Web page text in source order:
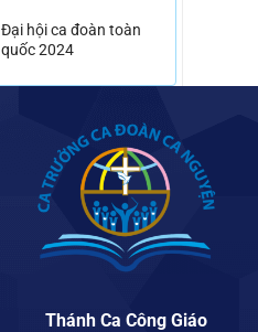
Đại hội ca đoàn toàn
quốc 2024
Thánh Ca Công Giáo